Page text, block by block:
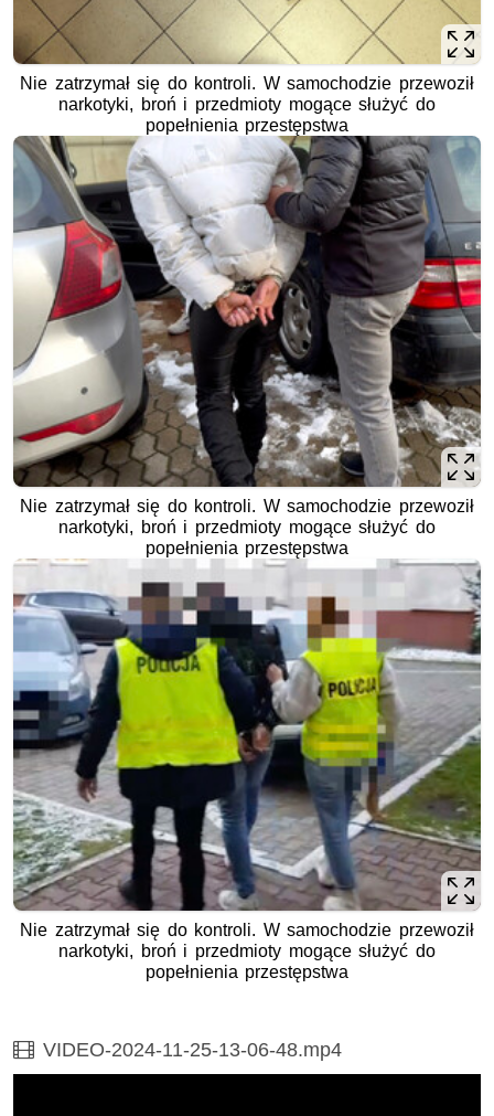
Nie zatrzymał się do kontroli. W samochodzie przewoził
narkotyki, broń i przedmioty mogące służyć do
popełnienia przestępstwa
Nie zatrzymał się do kontroli. W samochodzie przewoził
narkotyki, broń i przedmioty mogące służyć do
popełnienia przestępstwa
Nie zatrzymał się do kontroli. W samochodzie przewoził
narkotyki, broń i przedmioty mogące służyć do
popełnienia przestępstwa
Film
VIDEO-2024-11-25-13-06-48.mp4